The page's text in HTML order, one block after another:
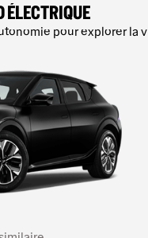
ÉLECTRIQUE
pour explorer la